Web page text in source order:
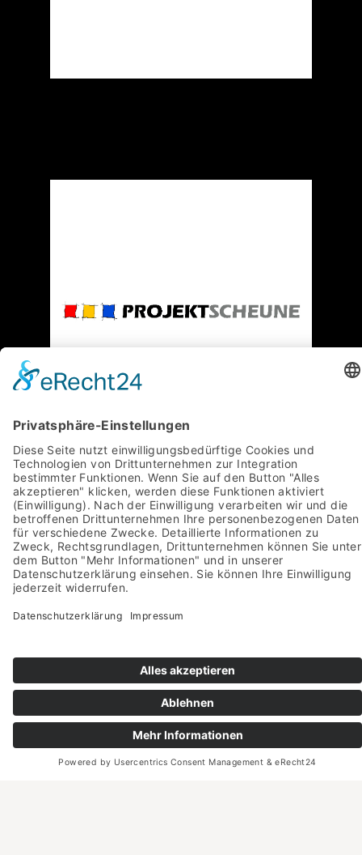
Ebenso danken wir allen weiteren
Unterstützern und Förderern! Ein Übersicht
finden Siehier.
Die Urheberrechte liegen bei den abgebildeten
Personen bzw. den jeweiligen Fotografen, Verlagen